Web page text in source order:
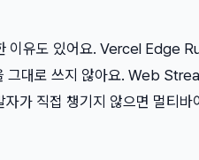
이유도 있어요. Vercel Edge
그대로 쓰지 않아요. Web
자가 직접 챙기지 않으면 멀티